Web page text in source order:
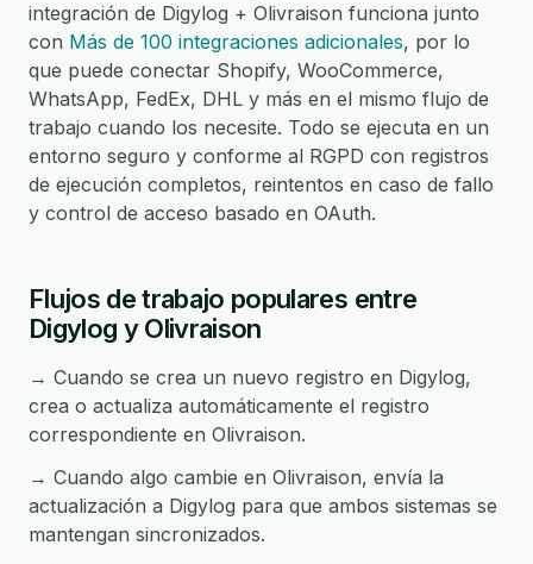
integración de Digylog + Olivraison funciona junto
con Más de 100 integraciones adicionales, por lo
que puede conectar Shopify, WooCommerce,
WhatsApp, FedEx, DHL y más en el mismo flujo de
trabajo cuando los necesite. Todo se ejecuta en un
entorno seguro y conforme al RGPD con registros
de ejecución completos, reintentos en caso de fallo
y control de acceso basado en OAuth.
Flujos de trabajo populares entre
Digylog y Olivraison
→ Cuando se crea un nuevo registro en Digylog,
crea o actualiza automáticamente el registro
correspondiente en Olivraison.
→ Cuando algo cambie en Olivraison, envía la
actualización a Digylog para que ambos sistemas se
mantengan sincronizados.